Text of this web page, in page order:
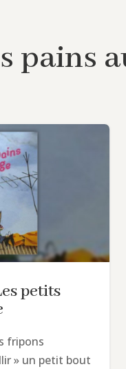
pains
petits
fripons
» un petit bout